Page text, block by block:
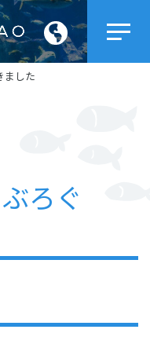
ました
ろぐ